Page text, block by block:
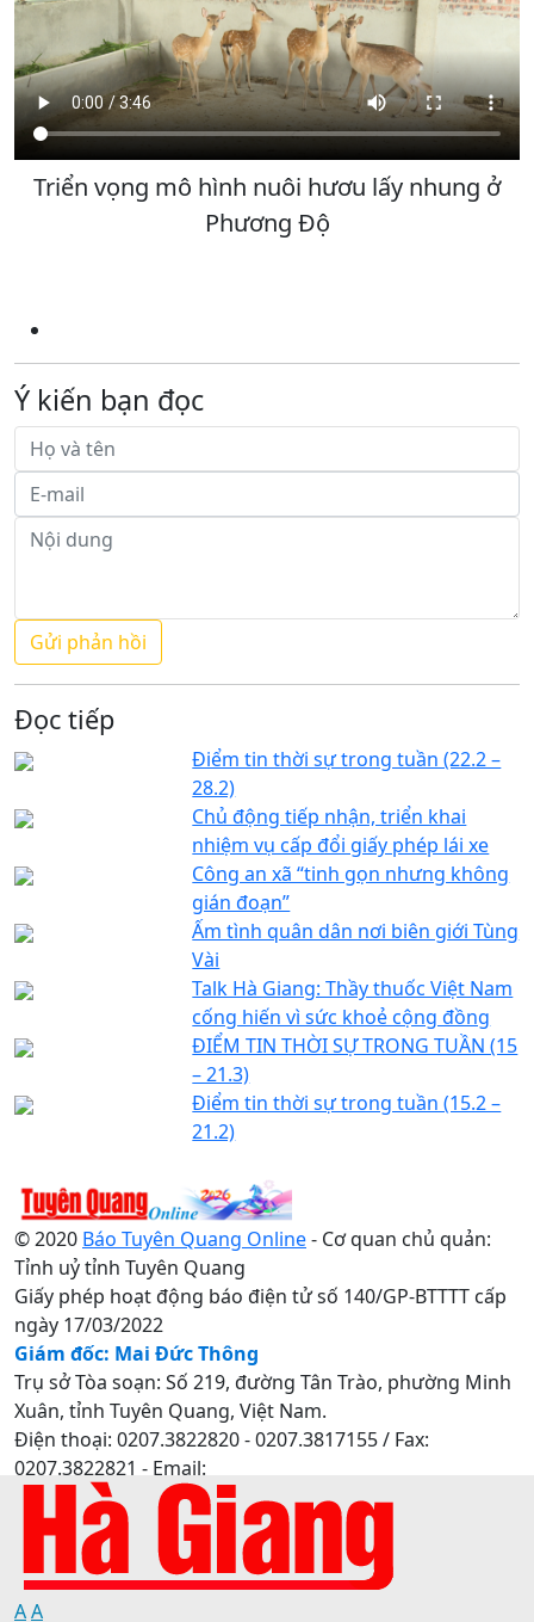
Triển vọng mô hình nuôi hươu lấy nhung ở
Phương Độ
Ý kiến bạn đọc
Đọc tiếp
Điểm tin thời sự trong tuần (22.2 –
28.2)
Chủ động tiếp nhận, triển khai
nhiệm vụ cấp đổi giấy phép lái xe
Công an xã “tinh gọn nhưng không
gián đoạn”
Ấm tình quân dân nơi biên giới Tùng
Vài
Talk Hà Giang: Thầy thuốc Việt Nam
cống hiến vì sức khoẻ cộng đồng
ĐIỂM TIN THỜI SỰ TRONG TUẦN (15
– 21.3)
Điểm tin thời sự trong tuần (15.2 –
21.2)
AA
© 2020 Báo Tuyên Quang Online- Cơ quan chủ quản:
Tỉnh uỷ tỉnh Tuyên Quang
Giấy phép hoạt động báo điện tử số 140/GP-BTTTT cấp
ngày 17/03/2022
Giám đốc: Mai Đức Thông
Trụ sở Tòa soạn: Số 219, đường Tân Trào, phường Minh
Xuân, tỉnh Tuyên Quang, Việt Nam.
Điện thoại: 0207.3822820 - 0207.3817155 / Fax:
0207.3822821 - Email:
baotuyenquang.com.vn@gmail.com